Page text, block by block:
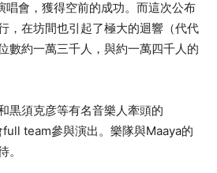
會，獲得空前的成功。而這次公布
，在坊間也引起了極大的迴響（代代
數約一萬三千人，與約一萬四千人的
黒須克彦等有名音樂人牽頭的
full team參與演出。樂隊與Maaya的
。